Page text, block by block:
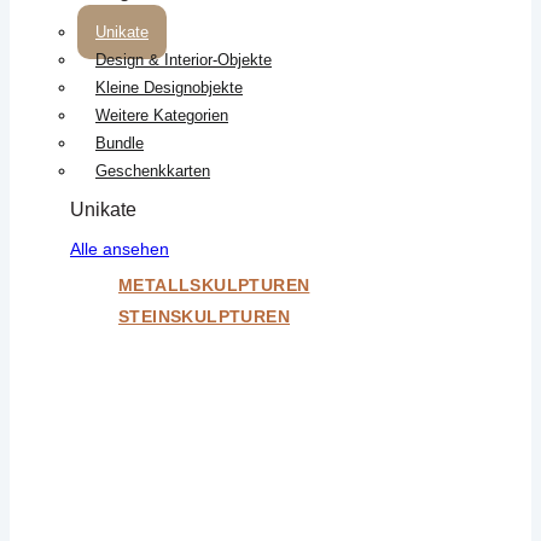
Unikate
Design & Interior-Objekte
Kleine Designobjekte
Weitere Kategorien
Bundle
Geschenkkarten
Unikate
Alle ansehen
METALLSKULPTUREN
STEINSKULPTUREN